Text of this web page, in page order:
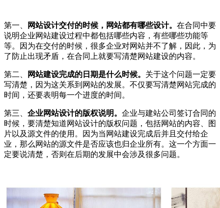
第一、 网站设计交付的时候，网站都有哪些设计。 在合同中要
说明企业网站建设过程中都包括哪些内容，有些哪些功能等
等。因为在交付的时候，很多企业对网站并不了解，因此，为
了防止出现矛盾，在合同上就要写清楚网站建设的内容。
第二、 网站建设完成的日期是什么时候。 关于这个问题一定要
写清楚，因为这关系到网站的发展。不仅要写清楚网站完成的
时间，还要表明每一个进度的时间。
第三、 企业网站设计的版权说明。 企业与建站公司签订合同的
时候，要清楚知道网站设计的版权问题，包括网站的内容、图
片以及源文件的使用。因为当网站建设完成后并且交付给企
业，那么网站的源文件是否应该也归企业所有。这一个方面一
定要说清楚，否则在后期的发展中会涉及很多问题。